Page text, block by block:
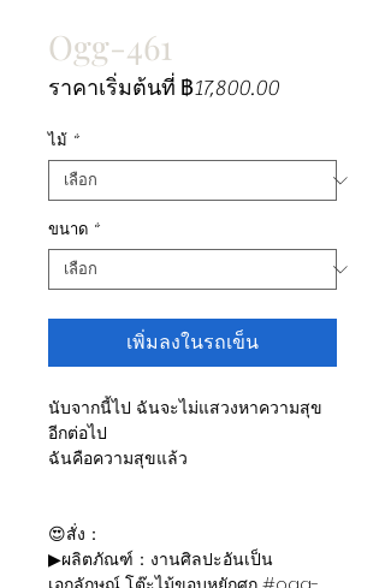
Ogg-461
ราคาเริ่มต้นที่ ฿17,800.00ราคา
ไม้ *
ขนาด *
เพิ่มลงในรถเข็น
นับจากนี้ไป ฉันจะไม่แสวงหาความสุข
อีกต่อไป
ฉันคือความสุขแล้ว
😍สั่ง：
▶ผลิตภัณฑ์：งานศิลปะอันเป็น